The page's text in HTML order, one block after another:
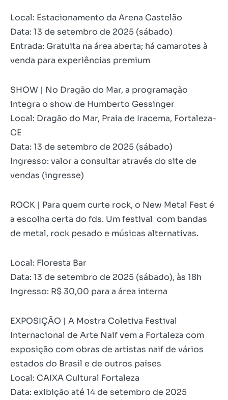
Local: Estacionamento da Arena Castelão
Data: 13 de setembro de 2025 (sábado)
Entrada: Gratuita na área aberta; há camarotes à
venda para experiências premium
SHOW | No Dragão do Mar, a programação
integra o show de Humberto Gessinger
Local: Dragão do Mar, Praia de Iracema, Fortaleza-
CE
Data: 13 de setembro de 2025 (sábado)
Ingresso: valor a consultar através do site de
vendas (ingresse)
ROCK | Para quem curte rock, o New Metal Fest é
a escolha certa do fds. Um festival com bandas
de metal, rock pesado e músicas alternativas.
Local: Floresta Bar
Data: 13 de setembro de 2025 (sábado), às 18h
Ingresso: R$ 30,00 para a área interna
EXPOSIÇÃO | A Mostra Coletiva Festival
Internacional de Arte Naif vem a Fortaleza com
exposição com obras de artistas naif de vários
estados do Brasil e de outros países
Local: CAIXA Cultural Fortaleza
Data: exibição até 14 de setembro de 2025